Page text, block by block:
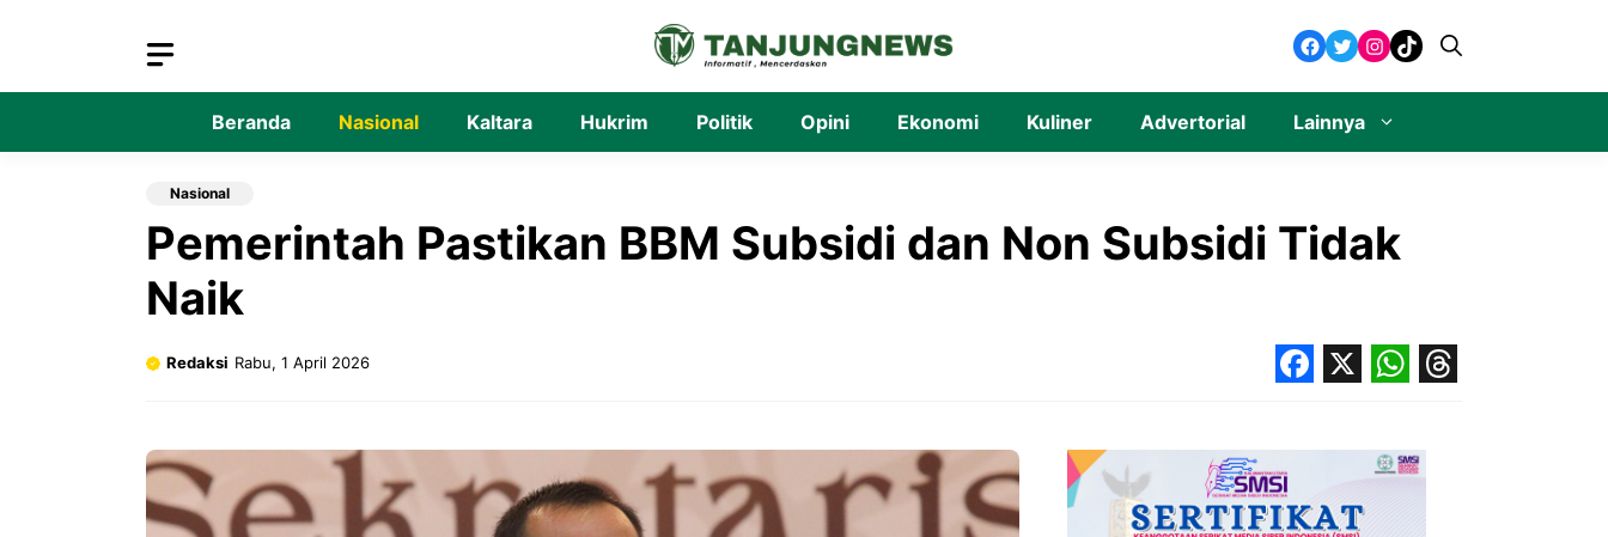
Facebook
Twitter
Instagram
TikTok
Beranda Nasional Kaltara Hukrim Politik Opini Ekonomi Kuliner Advertorial Lainnya
Nasional
Pemerintah Pastikan BBM Subsidi dan Non Subsidi Tidak
Naik
Redaksi Rabu, 1 April 2026